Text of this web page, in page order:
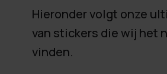
Hieronder volgt onze
van stickers die wij het
vinden.